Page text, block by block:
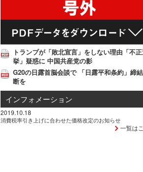
トランプが「敗北宣言」をしない理由「不
挙」疑惑に 中国共産党の影
G20の日露首脳会談で 「日露平和条約」締
断を
インフォメーション
2019.10.18
消費税率引き上げに合わせた価格改定のお知らせ
一覧は